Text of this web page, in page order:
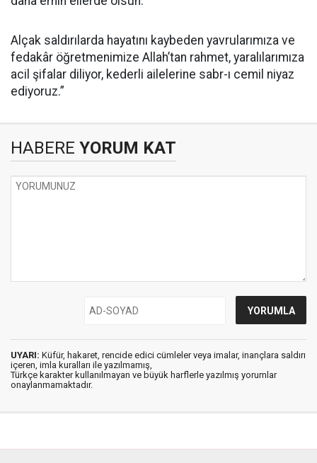
Alçak saldırılarda hayatını kaybeden yavrularımıza ve
fedakâr öğretmenimize Allah’tan rahmet, yaralılarımıza
acil şifalar diliyor, kederli ailelerine sabr-ı cemil niyaz
ediyoruz.”
HABERE YORUM KAT
UYARI: Küfür, hakaret, rencide edici cümleler veya imalar, inançlara saldırı
içeren, imla kuralları ile yazılmamış,
Türkçe karakter kullanılmayan ve büyük harflerle yazılmış yorumlar
onaylanmamaktadır.